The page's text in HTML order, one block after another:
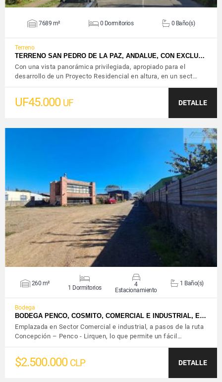
7689 m² 0 Dormitorios 0 Baño(s)
Terreno
TERRENO SAN PEDRO DE LA PAZ, ANDALUE, CON EXCLU…
Con una vista panorámica privilegiada, apropiado para el
desarrollo de un Proyecto Residencial en altura, en un sect…
UF45.000 UF DETALLE
VER DETALLES
260 m²
1 Dormitorios
4
Estacionamiento
1 Baño(s)
Bodega
BODEGA PENCO, COSMITO, COMERCIAL E INDUSTRIAL, E…
Emplazada en Sector Comercial e industrial, a pasos de la ruta
Concepción – Penco - Lirquen, lo que permite un fácil…
$2.500.000 CLP DETALLE